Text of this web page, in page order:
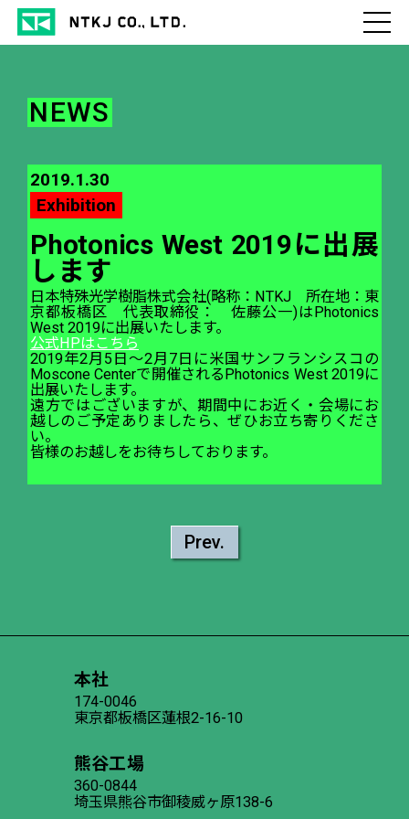
NEWS
2019.1.30
Exhibition
Photonics West 2019に出展
します
日本特殊光学樹脂株式会社(略称：NTKJ 所在地：東
京都板橋区 代表取締役： 佐藤公一)はPhotonics
West 2019に出展いたします。
公式HPはこちら
2019年2月5日～2月7日に米国サンフランシスコの
Moscone Centerで開催されるPhotonics West 2019に
出展いたします。
遠方ではございますが、期間中にお近く・会場にお
越しのご予定ありましたら、ぜひお立ち寄りくださ
い。
皆様のお越しをお待ちしております。
Prev.
本社
174-0046
東京都板橋区蓮根2-16-10
熊谷工場
360-0844
埼玉県熊谷市御稜威ヶ原138-6